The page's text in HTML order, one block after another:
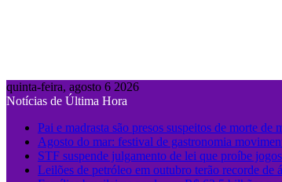
quinta-feira, agosto 6 2026
Notícias de Última Hora
Pai e madrasta são presos suspeitos de morte de
Agosto do mar: festival de gastronomia
STF suspende julgamento de lei que proíbe
Leilões de petróleo em outubro terão recorde de